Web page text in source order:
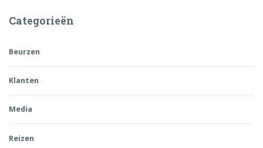
Categorieën
Beurzen
Klanten
Media
Reizen